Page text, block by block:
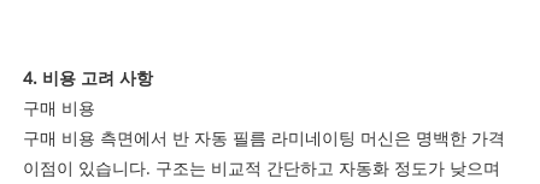
4. 비용 고려 사항
구매 비용
구매 비용 측면에서 반 자동 필름 라미네이팅 머신은 명백한 가격
이점이 있습니다. 구조는 비교적 간단하고 자동화 정도가 낮으며